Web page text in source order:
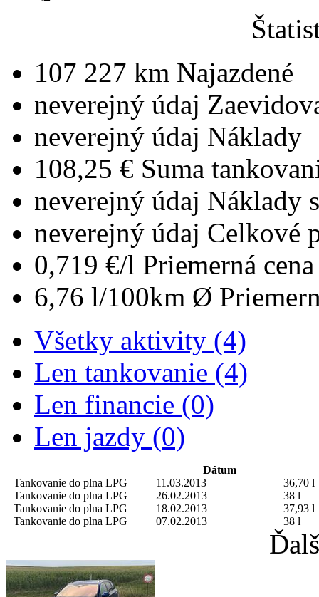
107 227 km Najazdené
neverejný údaj
neverejný údaj Náklady
108,25 € Suma
neverejný údaj Náklady
neverejný údaj Celkové
0,719 €/l Priemerná
6,76 l/100km Ø
Všetky aktivity (4)
Len tankovanie (4)
Len financie (0)
Len jazdy (0)
Dátum
Tankovanie do plna LPG 11.03.2013
36,70 l
Tankovanie do plna LPG 26.02.2013
38 l
Tankovanie do plna LPG 18.02.2013
37,93 l
Tankovanie do plna LPG 07.02.2013 38 l